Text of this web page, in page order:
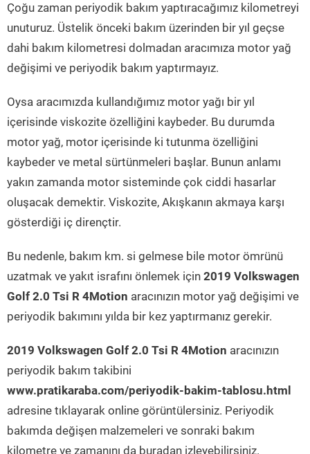
Çoğu zaman periyodik bakım yaptıracağımız kilometreyi
unuturuz. Üstelik önceki bakım üzerinden bir yıl geçse
dahi bakım kilometresi dolmadan aracımıza motor yağ
değişimi ve periyodik bakım yaptırmayız.
Oysa aracımızda kullandığımız motor yağı bir yıl
içerisinde viskozite özelliğini kaybeder. Bu durumda
motor yağ, motor içerisinde ki tutunma özelliğini
kaybeder ve metal sürtünmeleri başlar. Bunun anlamı
yakın zamanda motor sisteminde çok ciddi hasarlar
oluşacak demektir. Viskozite, Akışkanın akmaya karşı
gösterdiği iç dirençtir.
Bu nedenle, bakım km. si gelmese bile motor ömrünü
uzatmak ve yakıt israfını önlemek için 2019 Volkswagen
Golf 2.0 Tsi R 4Motion aracınızın motor yağ değişimi ve
periyodik bakımını yılda bir kez yaptırmanız gerekir.
2019 Volkswagen Golf 2.0 Tsi R 4Motion aracınızın
periyodik bakım takibini
www.pratikaraba.com/periyodik-bakim-tablosu.html
adresine tıklayarak online görüntülersiniz. Periyodik
bakımda değişen malzemeleri ve sonraki bakım
kilometre ve zamanını da buradan izleyebilirsiniz.